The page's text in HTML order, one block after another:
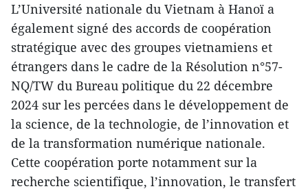
L’Université nationale du Vietnam à Hanoï a
également signé des accords de coopération
stratégique avec des groupes vietnamiens et
étrangers dans le cadre de la Résolution n°57-
NQ/TW du Bureau politique du 22 décembre
2024 sur les percées dans le développement de
la science, de la technologie, de l’innovation et
de la transformation numérique nationale.
Cette coopération porte notamment sur la
recherche scientifique, l’innovation, le transfert